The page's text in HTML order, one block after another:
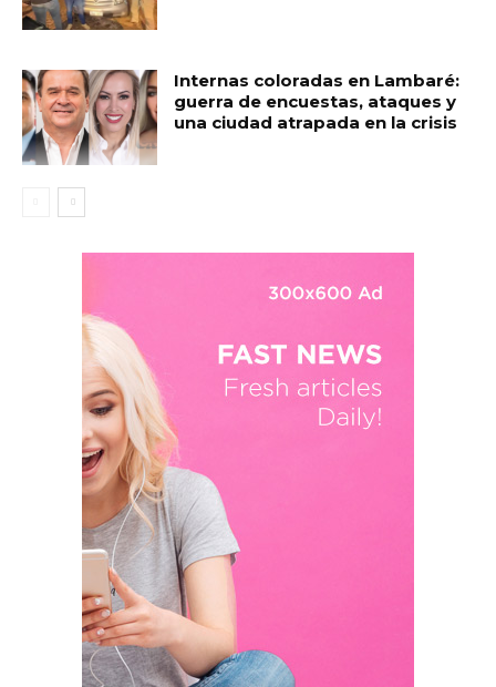
Internas coloradas en Lambaré:
guerra de encuestas, ataques y
una ciudad atrapada en la crisis